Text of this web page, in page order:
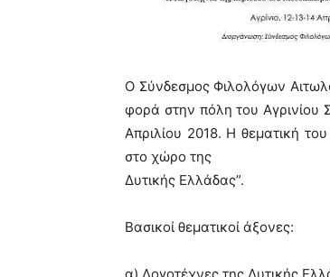
Ο Σύνδεσμος Φιλολόγων
φορά στην πόλη του Αγρινίου
Απριλίου 2018. Η θεματική
στο χώρο της
Δυτικής Ελλάδας”.
Βασικοί θεματικοί άξονες: